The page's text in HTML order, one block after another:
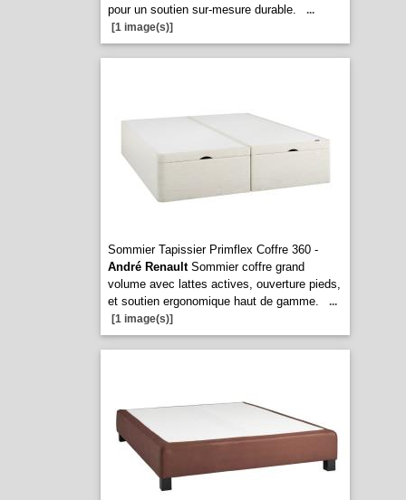
pour un soutien sur-mesure durable.
...
[1 image(s)]
Sommier Tapissier Primflex Coffre 360 -
André RenaultSommier coffre grand
volume avec lattes actives, ouverture pieds,
et soutien ergonomique haut de gamme.
...
[1 image(s)]